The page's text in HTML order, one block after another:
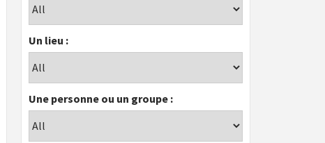
Un lieu :
Une personne ou un groupe :